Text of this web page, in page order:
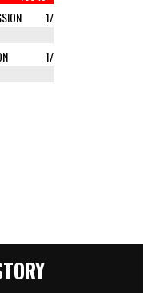
1/
1/